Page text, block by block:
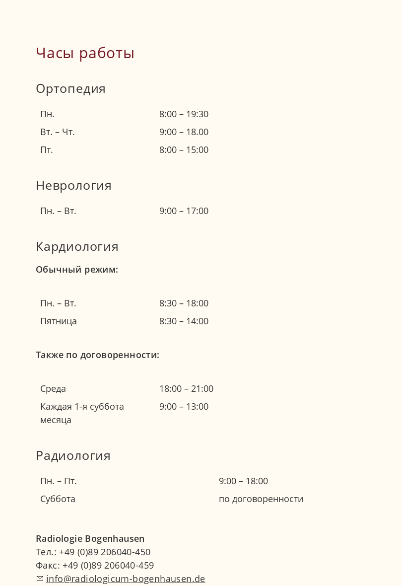
Часы работы
Ортопедия
Пн.
8:00 – 19:30
Вт. – Чт.
9:00 – 18.00
Пт.
8:00 – 15:00
Неврология
Пн. – Вт. 9:00 – 17:00
Кардиология
Обычный режим:
Пн. – Вт.
8:30 – 18:00
Пятница
8:30 – 14:00
Также по договоренности:
Среда
18:00 – 21:00
Каждая 1-я суббота
месяца
9:00 – 13:00
Радиология
Пн. – Пт.
9:00 – 18:00
Суббота
по договоренности
Radiologie Bogenhausen
Тел.: +49 (0)89 206040-450
Факс: +49 (0)89 206040-459
info@radiologicum-bogenhausen.de